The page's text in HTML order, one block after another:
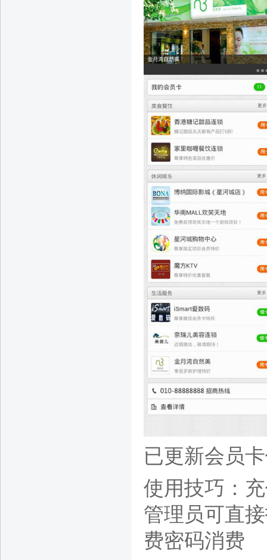
已更新会员
使用技巧：
管理员可直
费密码消费